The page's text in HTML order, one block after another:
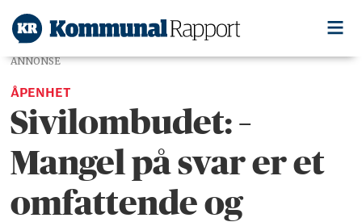
ANNONSE
ÅPENHET
Sivilombudet: –
Mangel på svar er et
omfattende og